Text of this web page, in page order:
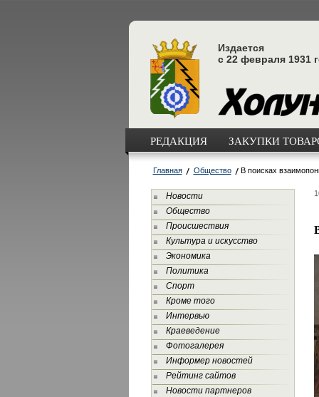
Издается
с 22 февраля 1931
РЕДАКЦИЯ ЗАКУПКИ
Главная Общество В поисках
Новости
Общество
Происшествия
Культура и искусство
Экономика
Политика
Спорт
Кроме того
Интервью
Краеведение
Фотогалерея
Информер новостей
Рейтинг сайтов
Новости партнеров